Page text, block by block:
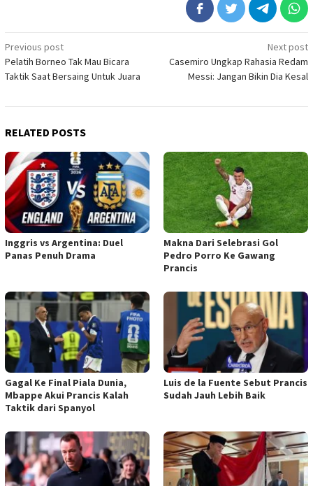
Post
navigation
Previous post
Pelatih Borneo Tak Mau Bicara
Taktik Saat Bersaing Untuk Juara
Next post
Casemiro Ungkap Rahasia Redam
Messi: Jangan Bikin Dia Kesal
RELATED POSTS
Inggris vs Argentina: Duel
Panas Penuh Drama
Makna Dari Selebrasi Gol
Pedro Porro Ke Gawang
Prancis
Gagal Ke Final Piala Dunia,
Mbappe Akui Prancis Kalah
Taktik dari Spanyol
Luis de la Fuente Sebut Prancis
Sudah Jauh Lebih Baik